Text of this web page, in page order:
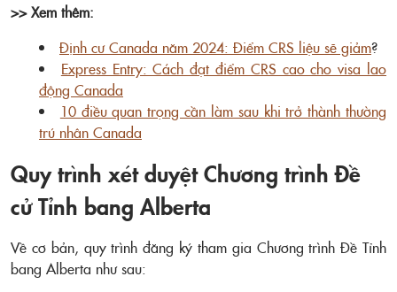
>> Xem thêm:
Định cư Canada năm 2024: Điểm CRS liệu sẽ giảm?
Express Entry: Cách đạt điểm CRS cao cho visa lao
động Canada
10 điều quan trọng cần làm sau khi trở thành thường
trú nhân Canada
Quy trình xét duyệt Chương trình Đề
cử Tỉnh bang Alberta
Về cơ bản, quy trình đăng ký tham gia Chương trình Đề Tỉnh
bang Alberta như sau: